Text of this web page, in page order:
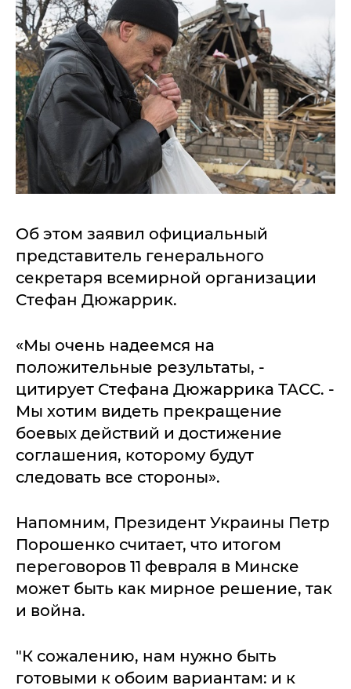
Об этом заявил официальный
представитель генерального
секретаря всемирной организации
Стефан Дюжаррик.
«Мы очень надеемся на
положительные результаты, -
цитирует Стефана Дюжаррика ТАСС. -
Мы хотим видеть прекращение
боевых действий и достижение
соглашения, которому будут
следовать все стороны».
Напомним, Президент Украины Петр
Порошенко считает, что итогом
переговоров 11 февраля в Минске
может быть как мирное решение, так
и война.
"К сожалению, нам нужно быть
готовыми к обоим вариантам: и к